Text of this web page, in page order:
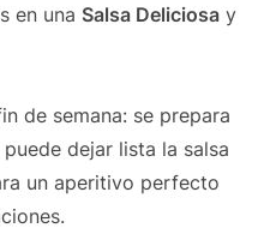
en una Salsa Deliciosay
de semana: se prepara
dejar lista la salsa
un aperitivo perfecto